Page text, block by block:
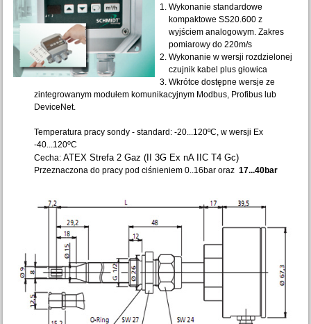
Wykonanie standardowe
kompaktowe SS20.600 z
wyjściem analogowym. Zakres
pomiarowy do 220m/s
Wykonanie w wersji rozdzielonej
czujnik kabel plus głowica
Wkrótce dostępne wersje ze
zintegrowanym modułem komunikacyjnym Modbus, Profibus lub
DeviceNet.
Temperatura pracy sondy - standard: -20...120ºC, w wersji Ex
-40...120oC
Cecha:ATEX Strefa 2 Gaz (II 3G Ex nA IIC T4 Gc)
Przeznaczona do pracy pod ciśnieniem 0..16bar oraz17...40bar